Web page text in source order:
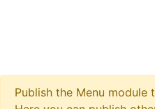
Publish the Menu